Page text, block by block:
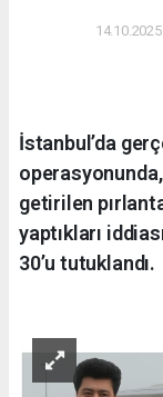
İstanbul’da
operasyonunda,
getirilen
yaptıkları
30’u tutuklandı.